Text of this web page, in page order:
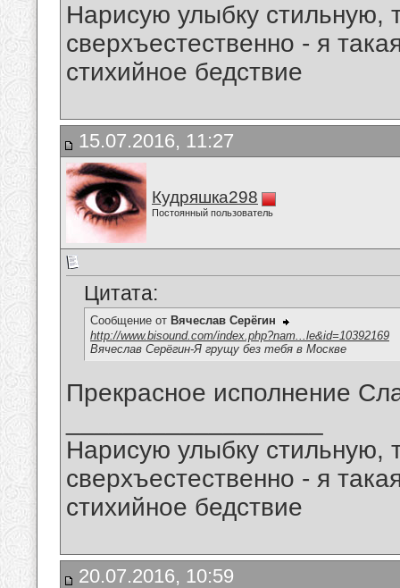
Нарисую улыбку стильную,
сверхъестественно - я
стихийное бедствие
15.07.2016, 11:27
Кудряшка298
Постоянный пользователь
Цитата:
Сообщение от Вячеслав Серёгин
http://www.bisound.com/index.php?nam...le&id=10392169
Вячеслав Серёгин-Я грущу без тебя в Москве
Прекрасное исполнение
Нарисую улыбку стильную,
сверхъестественно - я
стихийное бедствие
20.07.2016, 10:59